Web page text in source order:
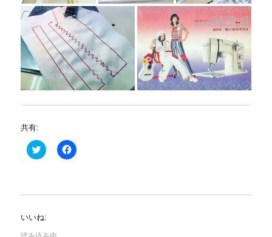
共有:
ク
リ
T
t
F
a
o
いいね: